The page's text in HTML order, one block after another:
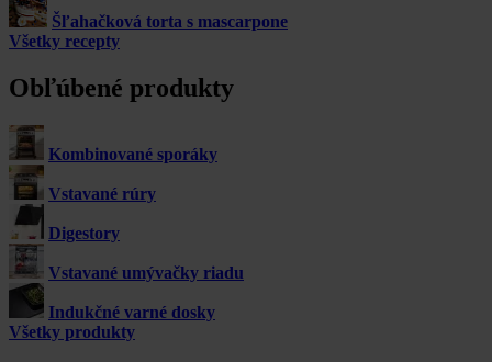
Šľahačková torta s mascarpone
Všetky recepty
Obľúbené produkty
Kombinované sporáky
Vstavané rúry
Digestory
Vstavané umývačky riadu
Indukčné varné dosky
Všetky produkty